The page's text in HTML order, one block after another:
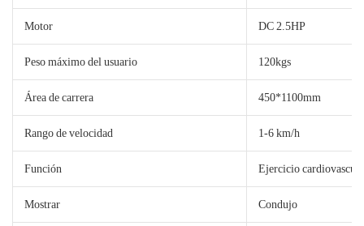
Motor DC 2.5HP
Peso máximo del usuario 120kgs
Área de carrera 450*1100mm
Rango de velocidad 1-6 km/h
Función Ejercicio
Mostrar Condujo